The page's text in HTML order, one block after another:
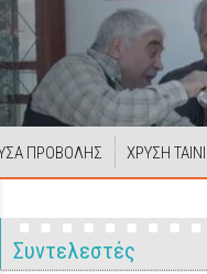
ΠΡΟΒΟΛΗΣ ΧΡΥΣΗ
Συντελεστές